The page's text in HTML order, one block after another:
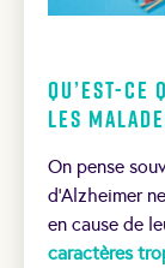
Qu’est-
les
On pense
d’Alzheimer
en cause de
caractères